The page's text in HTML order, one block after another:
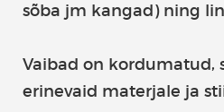
sõba jm kangad) ning
Vaibad on kordumatud,
erinevaid materjale ja